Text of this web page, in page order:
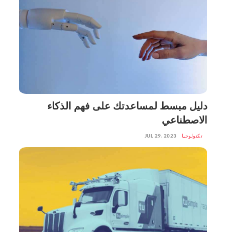
دليل مبسط لمساعدتك على فهم الذكاء
الاصطناعي
تكنولوجيا JUL 29, 2023